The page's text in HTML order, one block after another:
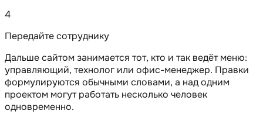
4
Передайте сотруднику
Дальше сайтом занимается тот, кто и так ведёт меню:
управляющий, технолог или офис-менеджер. Правки
формулируются обычными словами, а над одним
проектом могут работать несколько человек
одновременно.